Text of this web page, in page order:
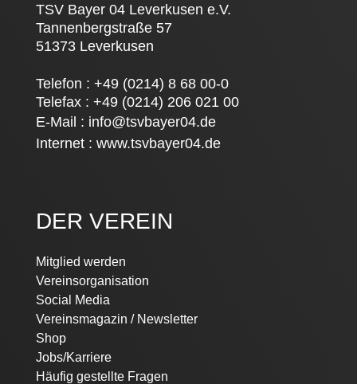
TSV Bayer 04 Leverkusen e.V.
Tannenbergstraße 57
51373 Leverkusen
Telefon : +49 (0214) 8 68 00-0
Telefax : +49 (0214) 206 021 00
E-Mail : info@tsvbayer04.de
Internet : www.tsvbayer04.de
DER VEREIN
Mitglied werden
Vereinsorganisation
Social Media
Vereinsmagazin / Newsletter
Shop
Jobs/Karriere
Häufig gestellte Fragen